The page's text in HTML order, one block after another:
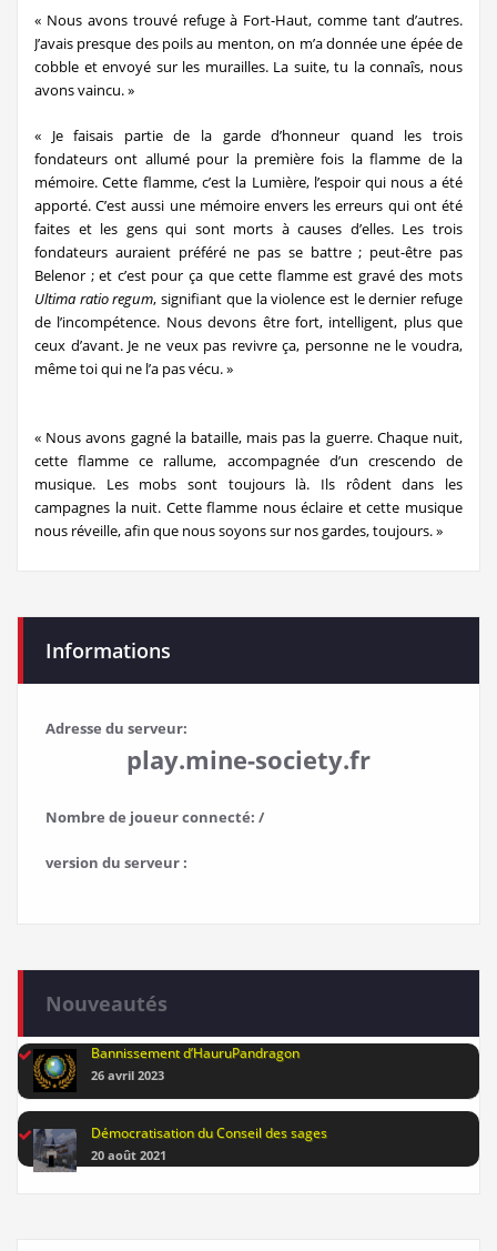
« Nous avons trouvé refuge à Fort-Haut, comme tant d’autres.
J’avais presque des poils au menton, on m’a donnée une épée de
cobble et envoyé sur les murailles. La suite, tu la connaîs, nous
avons vaincu. »
« Je faisais partie de la garde d’honneur quand les trois
fondateurs ont allumé pour la première fois la flamme de la
mémoire. Cette flamme, c’est la Lumière, l’espoir qui nous a été
apporté. C’est aussi une mémoire envers les erreurs qui ont été
faites et les gens qui sont morts à causes d’elles. Les trois
fondateurs auraient préféré ne pas se battre ; peut-être pas
Belenor ; et c’est pour ça que cette flamme est gravé des mots
Ultima ratio regum, signifiant que la violence est le dernier refuge
de l’incompétence. Nous devons être fort, intelligent, plus que
ceux d’avant. Je ne veux pas revivre ça, personne ne le voudra,
même toi qui ne l’a pas vécu. »
« Nous avons gagné la bataille, mais pas la guerre. Chaque nuit,
cette flamme ce rallume, accompagnée d’un crescendo de
musique. Les mobs sont toujours là. Ils rôdent dans les
campagnes la nuit. Cette flamme nous éclaire et cette musique
nous réveille, afin que nous soyons sur nos gardes, toujours. »
Informations
Adresse du serveur:
play.mine-society.fr
Nombre de joueur connecté: /
version du serveur :
Nouveautés
Bannissement d’HauruPandragon
26 avril 2023
Démocratisation du Conseil des sages
20 août 2021